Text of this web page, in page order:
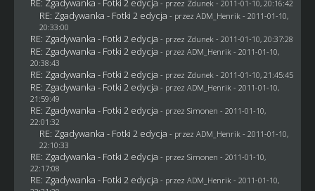
RE: Zgadywanka - Fotki 2 edycja - przez Zdunek - 2011-01-10, 20:16:42
RE: Zgadywanka - Fotki 2 edycja - przez ADM_Henrik - 2011-01-10,
20:33:00
RE: Zgadywanka - Fotki 2 edycja - przez Zdunek - 2011-01-10, 20:37:28
RE: Zgadywanka - Fotki 2 edycja - przez ADM_Henrik - 2011-01-10,
20:38:43
RE: Zgadywanka - Fotki 2 edycja - przez Zdunek - 2011-01-10, 21:45:45
RE: Zgadywanka - Fotki 2 edycja - przez ADM_Henrik - 2011-01-10,
21:59:49
RE: Zgadywanka - Fotki 2 edycja - przez Simonen - 2011-01-10,
22:01:32
RE: Zgadywanka - Fotki 2 edycja - przez ADM_Henrik - 2011-01-10,
22:10:33
RE: Zgadywanka - Fotki 2 edycja - przez Simonen - 2011-01-10,
22:17:08
RE: Zgadywanka - Fotki 2 edycja - przez ADM_Henrik - 2011-01-10,